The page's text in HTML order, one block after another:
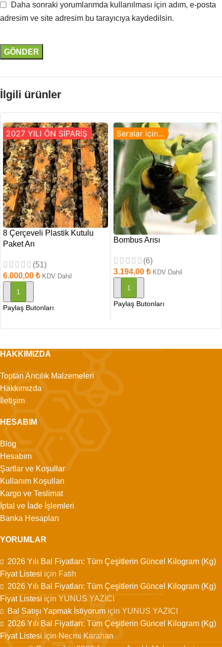
Daha sonraki yorumlarımda kullanılması için adım, e-posta
adresim ve site adresim bu tarayıcıya kaydedilsin.
İlgili ürünler
2027 YILI ÖN SİPARİŞ
8 Çerçeveli Plastik Kutulu
Paket Arı
(51)
6.000,00 ₺ KDV Dahil
SEPETE EKLE
Paylaş Butonları
Seralar için...
Bombus Arısı
(6)
3.194,00 ₺ KDV Dahil
SEPETE EKLE
Paylaş Butonları
HAKKIMIZDA
Toptan Arıcılık Malzemeleri
Hakkımızda
İletişim
HESABIM
Blog
Hesabım
Şartlar ve Koşullar
Kullanım Koşulları
Kargo ve Teslimat
İptal ve İade İşlemleri
Banka Hesapları
YORUMLAR
2026 Yılı Bal Fiyatları: Tüm Çeşitlerin Güncel Kilogram (Kg)
Fiyat Listesi için Fatih
2026 Yılı Bal Fiyatları: Tüm Çeşitlerin Güncel Kilogram (Kg)
Fiyat Listesi için YUNUS YAZICI
Bal Satışı Yapmak İstiyorum için YUNUS YAZICI
2026 Yılı Bal Fiyatları: Tüm Çeşitlerin Güncel Kilogram (Kg)
Fiyat Listesi için Necmi Karahan